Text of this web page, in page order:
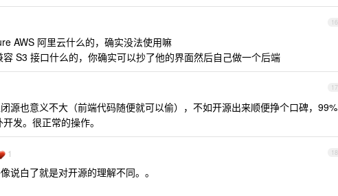
16
AWS 阿里云什么的，确实没法使用嘛
S3 接口什么的，你确实可以抄了他的界面然后自己做一个后端
17
源也意义不大（前端代码随便就可以偷），不如开源出来顺便挣个口碑，99%
发。很正常的操作。
18
1
说白了就是对开源的理解不同。。